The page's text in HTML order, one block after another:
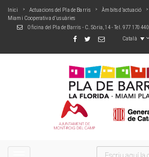
Inici Actuacions del Pla de Barris Àmbits d’actuació
Miami Cooperativa d’usuàries
Oficina del Pla de Barris - C. Sòria, 14 - Tel. 977 170 440
Català